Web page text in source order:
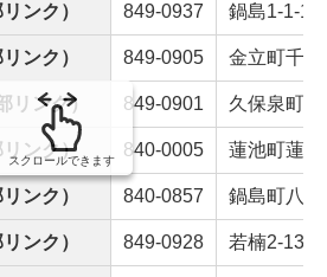
リンク） 849-0937 鍋島1-1-1
リンク） 849-0905 金立町千
リンク） 849-0901 久保泉町
リンク） 840-0005 蓮池町蓮
リンク） 840-0857 鍋島町八
リンク） 849-0928 若楠2-13-1
スクロールできます